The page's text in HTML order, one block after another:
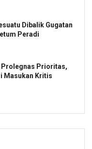
Dibalik Gugatan
Peradi
Prolegnas Prioritas,
Masukan Kritis